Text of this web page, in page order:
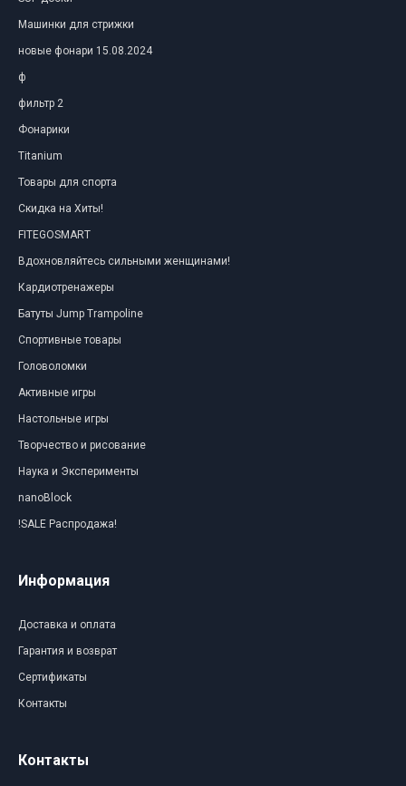
Машинки для стрижки
новые фонари 15.08.2024
ф
фильтр 2
Фонарики
Titanium
Товары для спорта
Скидка на Хиты!
FITEGOSMART
Вдохновляйтесь сильными женщинами!
Кардиотренажеры
Батуты Jump Trampoline
Спортивные товары
Головоломки
Активные игры
Настольные игры
Творчество и рисование
Наука и Эксперименты
nanoBlock
!SALE Распродажа!
Информация
Доставка и оплата
Гарантия и возврат
Сертификаты
Контакты
Контакты